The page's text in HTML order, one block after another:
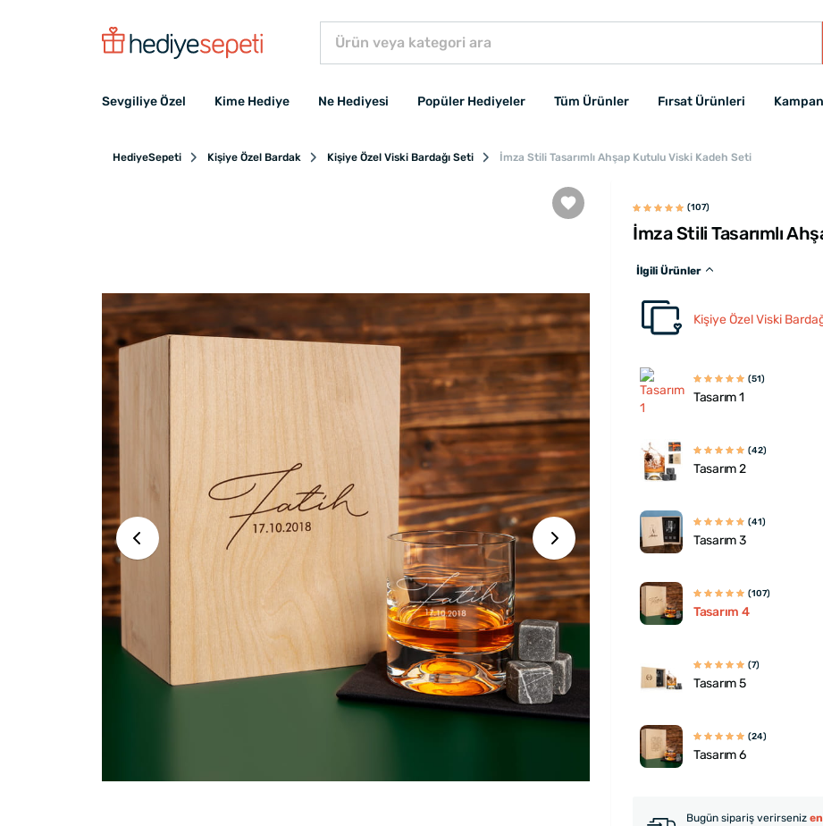
Sevgiliye Özel Kime Hediye Ne Hediyesi Popüler Hediyeler Tüm Ürünler Fırsat Ürünleri
HediyeSepeti Kişiye Özel Bardak Kişiye Özel Viski Bardağı Seti İmza Stili Tasarımlı Ahşap Kutulu Viski Kadeh Seti
(107)
İmza Stili Tasarımlı
İlgili Ürünler
Kişiye Özel Viski
(51)
Tasarım 1
(42)
Tasarım 2
(41)
Tasarım 3
(107)
Tasarım 4
(7)
Tasarım 5
(24)
Tasarım 6
Bugün sipariş verirseniz